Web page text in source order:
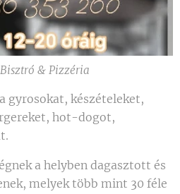
& Pizzéria
gyrosokat, készételeket,
hot-dogot,
a helyben dagasztott és
melyek több mint 30 féle